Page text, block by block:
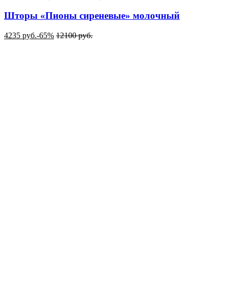
Шторы «Пионы сиреневые» молочный
4235 руб.-65% 12100руб.